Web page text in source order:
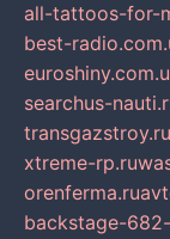
all-tattoos-for-
best-
searchus-
transgazstroy.ru
xtreme-rp.ru
orenferma.ru
backstage-